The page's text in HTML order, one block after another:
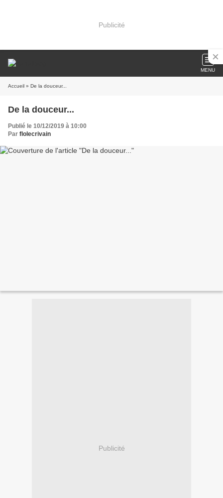
Publicité
MENU
Accueil » De la douceur...
De la douceur...
Publié le 10/12/2019 à 10:00
Par flolecrivain
Publicité